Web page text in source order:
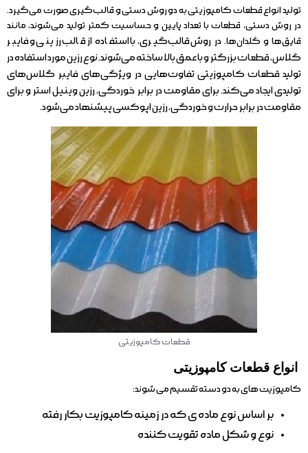
تولید انواع قطعات کامپوزیتی به دو روش دستی و قالب‌گیری صورت می‌گیرد.
در روش دستی، قطعات با تعداد پایین و حساسیت کمتر تولید می‌شوند، مانند
قایق‌ها و گلدان‌ها. در روش قالب‌گیری، با استفاده از قالب رزینی و فایبر
گلاس، قطعات بزرگتر و با عمق بالا ساخته می‌شوند. نوع رزین مورد استفاده در
تولید قطعات کامپوزیتی تفاوت‌هایی در ویژگی‌های فایبر گلاس‌های
تولیدی ایجاد می‌کند. برای مقاومت در برابر خوردگی، رزین وینیل استر و برای
مقاومت در برابر حرارت و خوردگی، رزین اپوکسی پیشنهاد می‌شود.
قطعات کامپوزیتی
انواع قطعات کامپوزیتی
کامپوزیت های به دو دسته تقسیم می شوند:
بر اساس نوع ماده ی که در زمینه کامپوزیت بکار رفته
نوع و شکل ماده تقویت کننده